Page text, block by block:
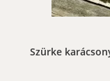
Szürke